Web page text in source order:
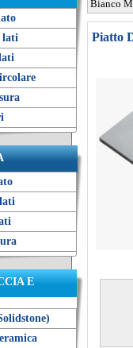
lati
E
Bianco
Piatto